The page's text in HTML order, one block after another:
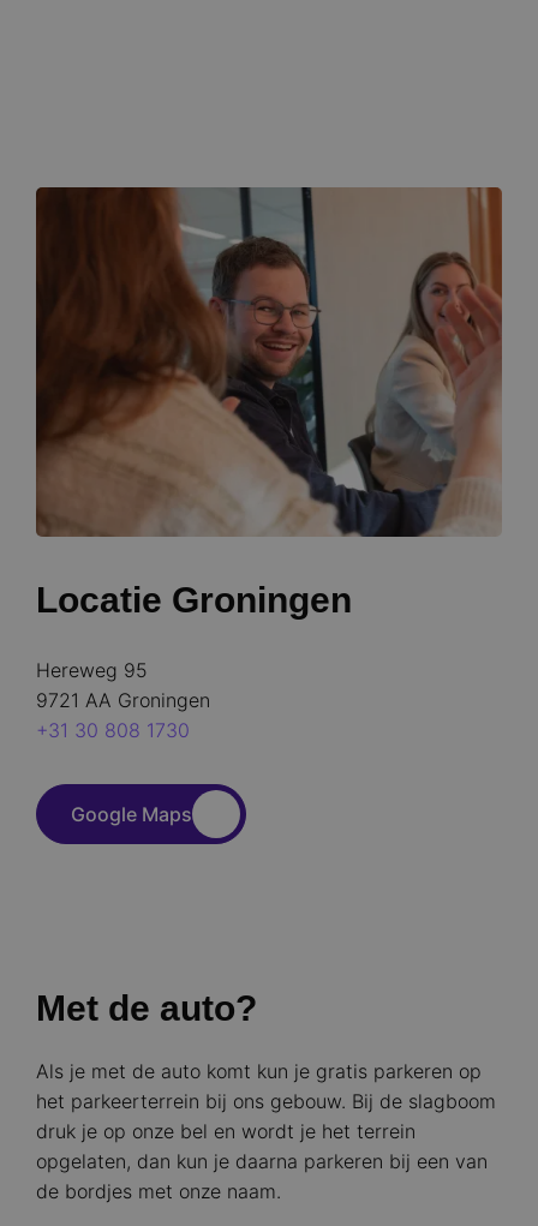
Locatie Groningen
Hereweg 95
9721 AA Groningen
+31 30 808 1730
Google Maps
Met de auto?
Als je met de auto komt kun je gratis parkeren op
het parkeerterrein bij ons gebouw. Bij de slagboom
druk je op onze bel en wordt je het terrein
opgelaten, dan kun je daarna parkeren bij een van
de bordjes met onze naam.